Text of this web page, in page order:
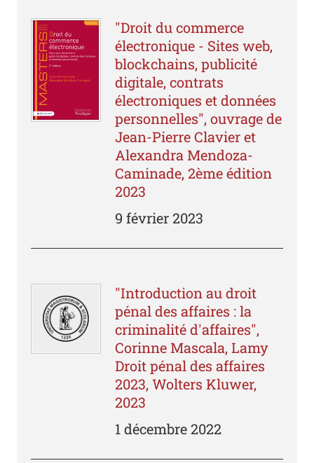
"Droit du commerce
électronique - Sites web,
blockchains, publicité
digitale, contrats
électroniques et données
personnelles", ouvrage de
Jean-Pierre Clavier et
Alexandra Mendoza-
Caminade, 2ème édition
2023
9 février 2023
"Introduction au droit
pénal des affaires : la
criminalité d'affaires",
Corinne Mascala, Lamy
Droit pénal des affaires
2023, Wolters Kluwer,
2023
1 décembre 2022